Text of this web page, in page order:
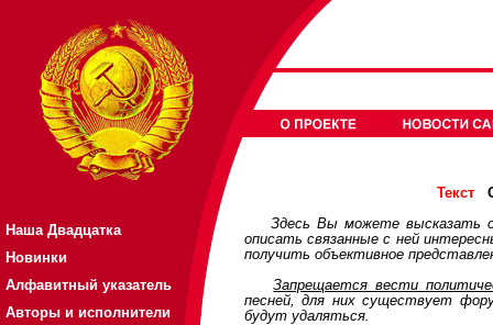
Наша Двадцатка
Новинки
Алфавитный указатель
Авторы и исполнители
Текст
Здесь Вы можете высказать
описать связанные с ней
получить объективное
Запрещается вести
песней, для них существует
будут удаляться.